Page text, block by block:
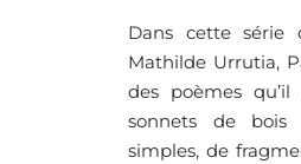
Dans cette série
Mathilde Urrutia,
des poèmes
sonnets de
simples, de